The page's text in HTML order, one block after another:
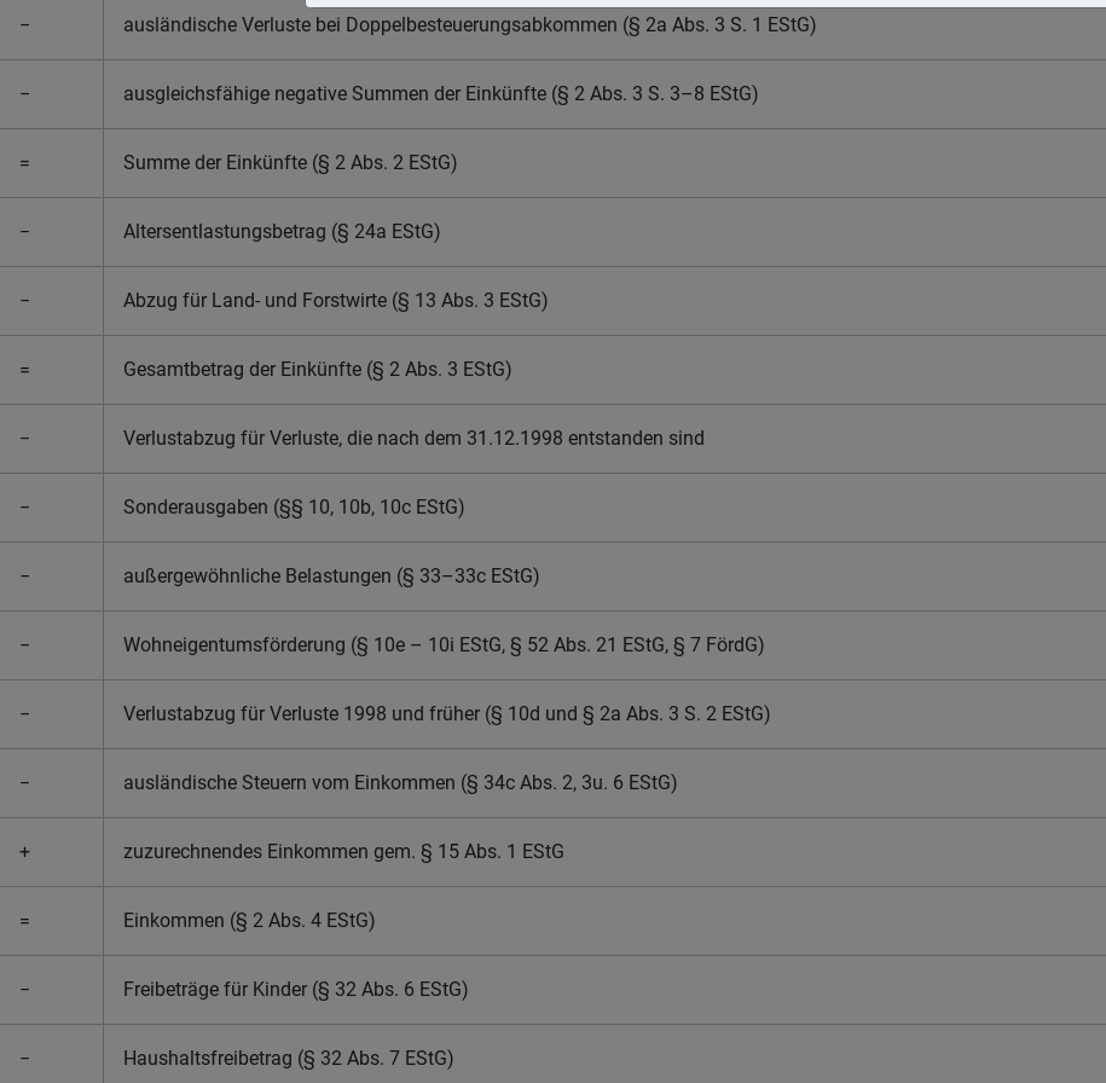
− ausländische Verluste bei Doppelbesteuerungsabkommen (§ 2a Abs. 3 S. 1 EStG)
− ausgleichsfähige negative Summen der Einkünfte (§ 2 Abs. 3 S. 3–8 EStG)
= Summe der Einkünfte (§ 2 Abs. 2 EStG)
− Altersentlastungsbetrag (§ 24a EStG)
− Abzug für Land- und Forstwirte (§ 13 Abs. 3 EStG)
= Gesamtbetrag der Einkünfte (§ 2 Abs. 3 EStG)
− Verlustabzug für Verluste, die nach dem 31.12.1998 entstanden sind
− Sonderausgaben (§§ 10, 10b, 10c EStG)
− außergewöhnliche Belastungen (§ 33–33c EStG)
− Wohneigentumsförderung (§ 10e – 10i EStG, § 52 Abs. 21 EStG, § 7 FördG)
− Verlustabzug für Verluste 1998 und früher (§ 10d und § 2a Abs. 3 S. 2 EStG)
− ausländische Steuern vom Einkommen (§ 34c Abs. 2, 3u. 6 EStG)
+ zuzurechnendes Einkommen gem. § 15 Abs. 1 EStG
= Einkommen (§ 2 Abs. 4 EStG)
− Freibeträge für Kinder (§ 32 Abs. 6 EStG)
− Haushaltsfreibetrag (§ 32 Abs. 7 EStG)